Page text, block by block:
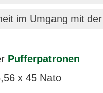
im Umgang mit
Pufferpatronen
x 45 Nato